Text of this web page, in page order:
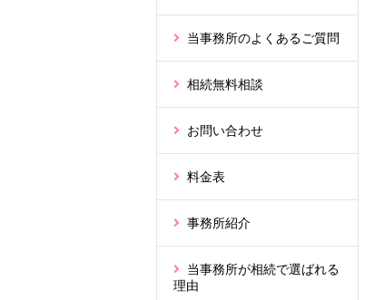
当事務所のよくあるご質問
相続無料相談
お問い合わせ
料金表
事務所紹介
当事務所が相続で選ばれる
理由